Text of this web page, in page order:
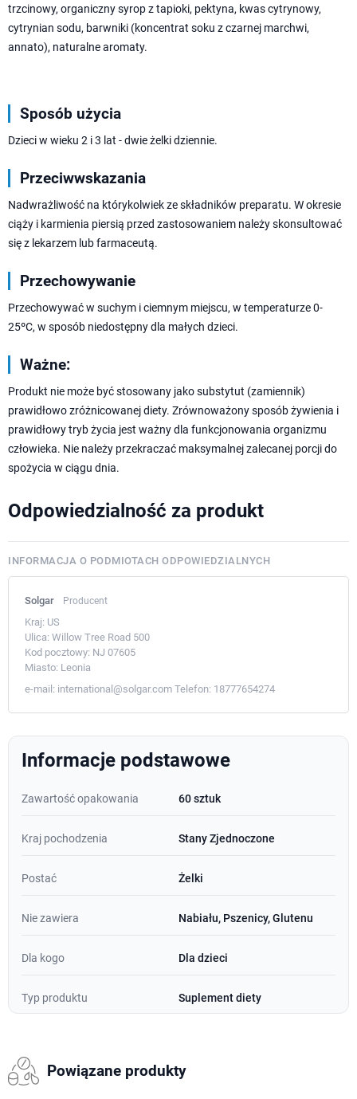
trzcinowy, organiczny syrop z tapioki, pektyna, kwas cytrynowy,
cytrynian sodu, barwniki (koncentrat soku z czarnej marchwi,
annato), naturalne aromaty.
Sposób użycia
Dzieci w wieku 2 i 3 lat - dwie żelki dziennie.
Przeciwwskazania
Nadwrażliwość na którykolwiek ze składników preparatu. W okresie
ciąży i karmienia piersią przed zastosowaniem należy skonsultować
się z lekarzem lub farmaceutą.
Przechowywanie
Przechowywać w suchym i ciemnym miejscu, w temperaturze 0-
25ºC, w sposób niedostępny dla małych dzieci.
Ważne:
Produkt nie może być stosowany jako substytut (zamiennik)
prawidłowo zróżnicowanej diety. Zrównoważony sposób żywienia i
prawidłowy tryb życia jest ważny dla funkcjonowania organizmu
człowieka. Nie należy przekraczać maksymalnej zalecanej porcji do
spożycia w ciągu dnia.
Odpowiedzialność za produkt
INFORMACJA O PODMIOTACH ODPOWIEDZIALNYCH
Solgar Producent
Kraj: US
Ulica: Willow Tree Road 500
Kod pocztowy: NJ 07605
Miasto: Leonia
e-mail: international@solgar.com Telefon: 18777654274
Informacje podstawowe
Zawartość opakowania 60 sztuk
Kraj pochodzenia Stany Zjednoczone
Postać Żelki
Nie zawiera Nabiału, Pszenicy, Glutenu
Dla kogo Dla dzieci
Typ produktu Suplement diety
Powiązane produkty